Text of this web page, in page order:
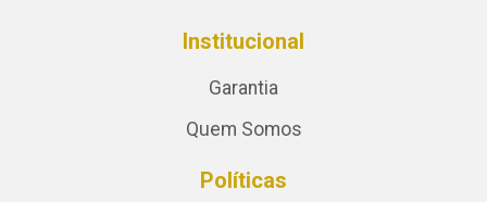
Institucional
Garantia
Quem Somos
Políticas